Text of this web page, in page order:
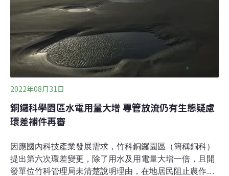
2022年08月31日
銅鑼科學園區水電用量大增 專管放流仍有生態疑慮
環差補件再審
因應國內科技產業發展需求，竹科銅鑼園區（簡稱銅科）
提出第六次環差變更，除了用水及用電量大增一倍，且開
發單位竹科管理局未清楚說明理由，在地居民阻止農作物